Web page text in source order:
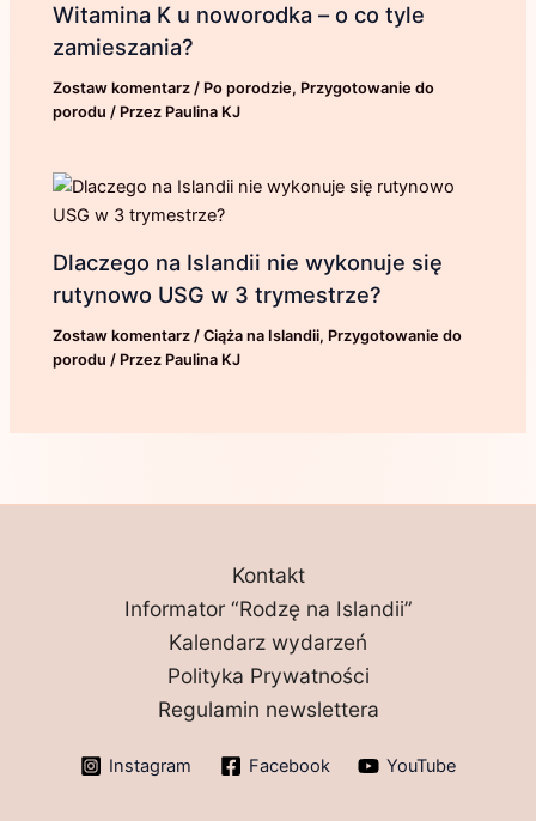
Witamina K u noworodka – o co tyle
zamieszania?
Zostaw komentarz / Po porodzie, Przygotowanie do
porodu / Przez Paulina KJ
Dlaczego na Islandii nie wykonuje się
rutynowo USG w 3 trymestrze?
Zostaw komentarz /Ciąża na Islandii, Przygotowanie do
porodu / Przez Paulina KJ
Kontakt
Informator “Rodzę na Islandii”
Kalendarz wydarzeń
Polityka Prywatności
Regulamin newslettera
Instagram Facebook YouTube